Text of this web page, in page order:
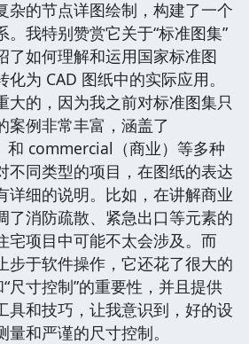
杂的节点详图绘制，构建了一个
。我特别赞赏它关于“标准图集”
了如何理解和运用国家标准图
为 CAD 图纸中的实际应用。
大的，因为我之前对标准图集只
案例非常丰富，涵盖了
commercial（商业）等多种
不同类型的项目，在图纸的表达
详细的说明。比如，在讲解商业
了消防疏散、紧急出口等元素的
宅项目中可能不太会涉及。而
步于软件操作，它还花了很大的
尺寸控制”的重要性，并且提供
具和技巧，让我意识到，好的设
和严谨的尺寸控制。